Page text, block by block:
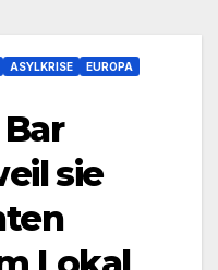
ASYLKRISE
EUROPA
sie